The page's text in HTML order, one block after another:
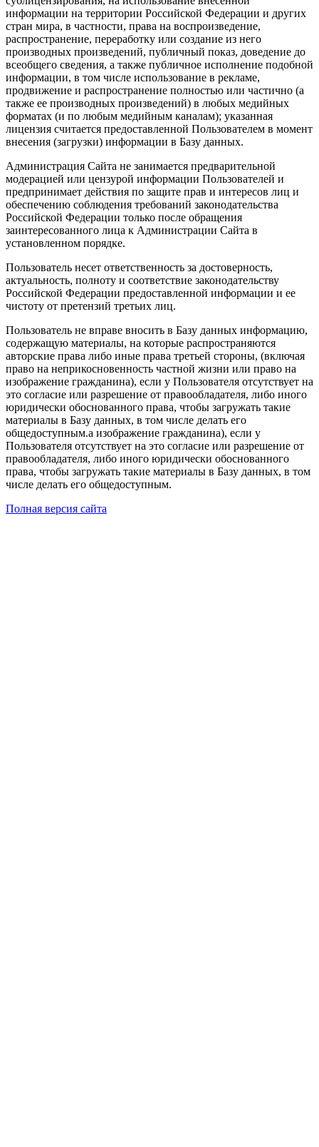
информации на территории Российской Федерации и других
стран мира, в частности, права на воспроизведение,
распространение, переработку или создание из него
производных произведений, публичный показ, доведение до
всеобщего сведения, а также публичное исполнение подобной
информации, в том числе использование в рекламе,
продвижение и распространение полностью или частично (а
также ее производных произведений) в любых медийных
форматах (и по любым медийным каналам); указанная
лицензия считается предоставленной Пользователем в момент
внесения (загрузки) информации в Базу данных.
Администрация Сайта не занимается предварительной
модерацией или цензурой информации Пользователей и
предпринимает действия по защите прав и интересов лиц и
обеспечению соблюдения требований законодательства
Российской Федерации только после обращения
заинтересованного лица к Администрации Сайта в
установленном порядке.
Пользователь несет ответственность за достоверность,
актуальность, полноту и соответствие законодательству
Российской Федерации предоставленной информации и ее
чистоту от претензий третьих лиц.
Пользователь не вправе вносить в Базу данных информацию,
содержащую материалы, на которые распространяются
авторские права либо иные права третьей стороны, (включая
право на неприкосновенность частной жизни или право на
изображение гражданина), если у Пользователя отсутствует на
это согласие или разрешение от правообладателя, либо иного
юридически обоснованного права, чтобы загружать такие
материалы в Базу данных, в том числе делать его
общедоступным.а изображение гражданина), если у
Пользователя отсутствует на это согласие или разрешение от
правообладателя, либо иного юридически обоснованного
права, чтобы загружать такие материалы в Базу данных, в том
числе делать его общедоступным.
Полная версия сайта